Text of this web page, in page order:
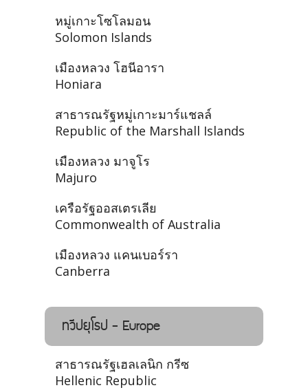
หมู่เกาะโซโลมอน
Solomon Islands
เมืองหลวง โฮนีอารา
Honiara
สาธารณรัฐหมู่เกาะมาร์แชลล์
Republic of the Marshall Islands
เมืองหลวง มาจูโร
Majuro
เครือรัฐออสเตรเลีย
Commonwealth of Australia
เมืองหลวง แคนเบอร์รา
Canberra
ทวีปยุโรป - Europe
สาธารณรัฐเฮลเลนิก กรีซ
Hellenic Republic